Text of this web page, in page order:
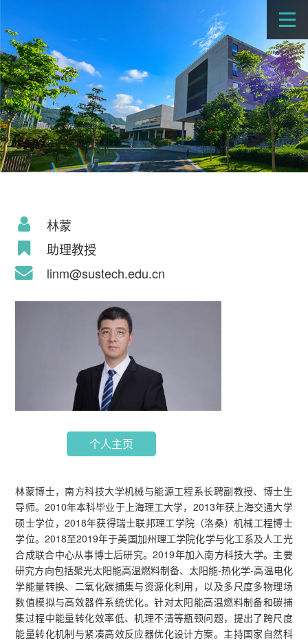
林蒙
助理教授
linm@sustech.edu.cn
个人主页
林蒙博士，南方科技大学机械与能源工程系长聘副教授、博士生
导师。2010年本科毕业于上海理工大学，2013年获上海交通大学
硕士学位，2018年获得瑞士联邦理工学院（洛桑）机械工程博士
学位。2018至2019年于美国加州理工学院化学与化工系及人工光
合成联合中心从事博士后研究。2019年加入南方科技大学。主要
研究方向包括聚光太阳能高温燃料制备、太阳能-热化学-高温电化
学能量转换、二氧化碳捕集与资源化利用，以及多尺度多物理场
数值模拟与高效器件系统优化。针对太阳能高温燃料制备和碳捕
集过程中能量转化效率低、机理不清等瓶颈问题，提出了跨尺度
能量转化机制与紧凑高效反应器优化设计方案。主持国家自然科